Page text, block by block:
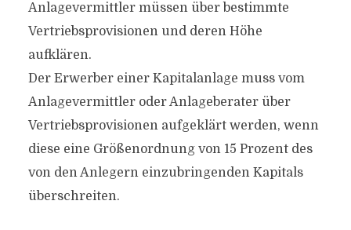
Anlagevermittler müssen über bestimmte
Vertriebsprovisionen und deren Höhe
aufklären.
Der Erwerber einer Kapitalanlage muss vom
Anlagevermittler oder Anlageberater über
Vertriebsprovisionen aufgeklärt werden, wenn
diese eine Größenordnung von 15 Prozent des
von den Anlegern einzubringenden Kapitals
überschreiten.